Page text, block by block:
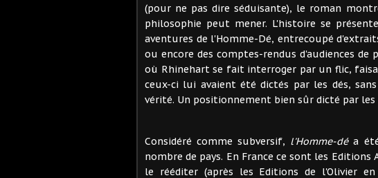
(pour ne pas dire séduisante), le roman
philosophie peut mener. L'histoire se
aventures de l'Homme-Dé, entrecoupé
ou encore des comptes-rendus d'audiences de
où Rhinehart se fait interroger par un flic,
ceux-ci lui avaient été dictés par les dés,
vérité. Un positionnement bien sûr dicté par les
Considéré comme subversif, l'Homme-déa été
nombre de pays. En France ce sont les Editions
le rééditer (après les Editions de l'Olivier